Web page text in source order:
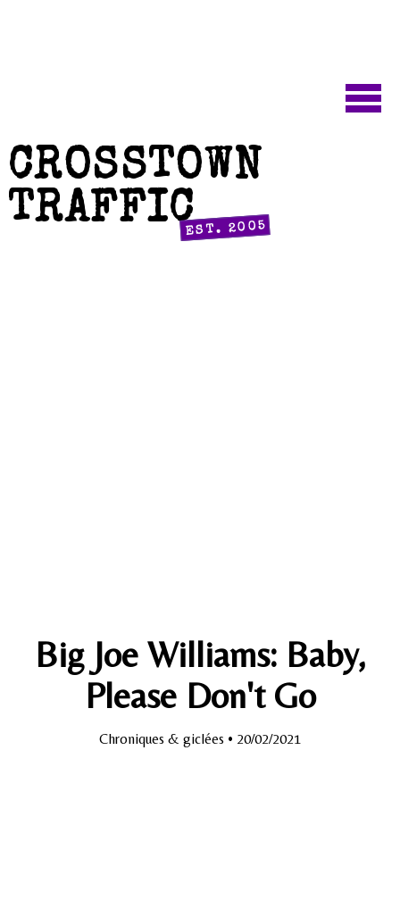
CROSSTOWN
TRAFFICEST. 2005
Big Joe Williams: Baby,
Please Don't Go
Chroniques & giclées • 20/02/2021